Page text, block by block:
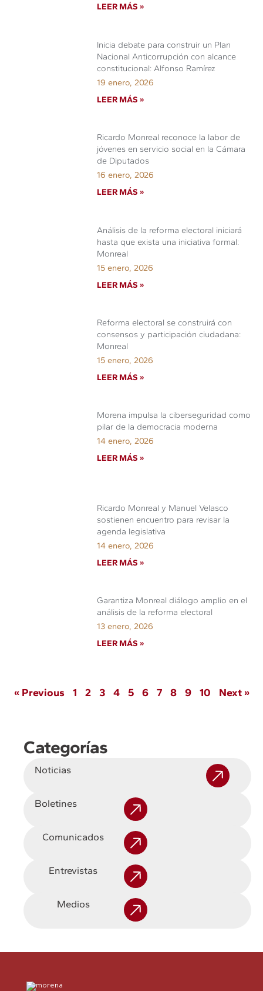
LEER MÁS »
Inicia debate para construir un Plan
Nacional Anticorrupción con alcance
constitucional: Alfonso Ramírez
19 enero, 2026
LEER MÁS »
Ricardo Monreal reconoce la labor de
jóvenes en servicio social en la Cámara
de Diputados
16 enero, 2026
LEER MÁS »
Análisis de la reforma electoral iniciará
hasta que exista una iniciativa formal:
Monreal
15 enero, 2026
LEER MÁS »
Reforma electoral se construirá con
consensos y participación ciudadana:
Monreal
15 enero, 2026
LEER MÁS »
Morena impulsa la ciberseguridad como
pilar de la democracia moderna
14 enero, 2026
LEER MÁS »
Ricardo Monreal y Manuel Velasco
sostienen encuentro para revisar la
agenda legislativa
14 enero, 2026
LEER MÁS »
Garantiza Monreal diálogo amplio en el
análisis de la reforma electoral
13 enero, 2026
LEER MÁS »
« Previous 1 2 3 4 5 6 7 8 9 10 Next »
Categorías
Noticias
Boletines
Comunicados
Entrevistas
Medios